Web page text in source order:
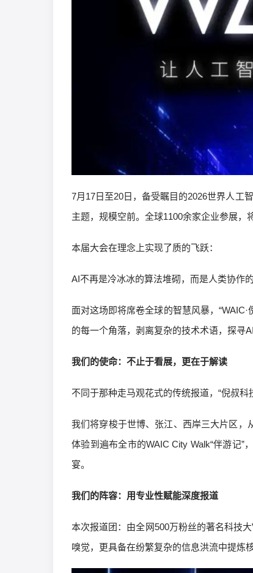
7月17日至20日，备受瞩目的2026世界人工
主题，规模空前。全球1100余家企业参展，
本届大会在理念上实现了质的飞跃：
AI不再是冷冰冰的算法堆砌，而是人类协作的
面对这场即将席卷全球的智慧风暴，
的每一个角落，剥离复杂的技术术语，探寻
我们的使命：不止于看展，更在于解读
不同于那种走马观花式的传统报道，“倪叔科
我们将穿梭于世博、张江、西岸三大片区
体验到遍布全市的WAIC City Walk“伴游记
宴。
我们的阵容：用专业性赋能深度报道
本次报道团：由全网500万粉丝的著名科技
嗅觉，更具备在纷繁复杂的信息洪流中提炼